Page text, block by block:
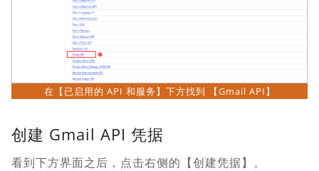
在【已启用的 API 和服务】下方找到 【Gmail API】
创建 Gmail API 凭据
看到下方界面之后，点击右侧的【创建凭据】。